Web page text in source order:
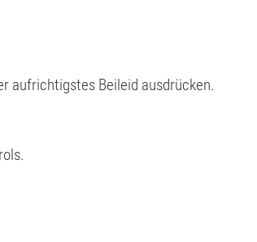
aufrichtigstes Beileid ausdrücken.